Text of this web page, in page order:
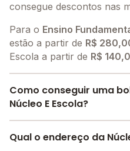
consegue descontos nas
Para o Ensino
estão a partir de R$
Escola a partir de R$
Como conseguir uma
Núcleo E Escola?
O Melhor Escola oferece
Qual o endereço da